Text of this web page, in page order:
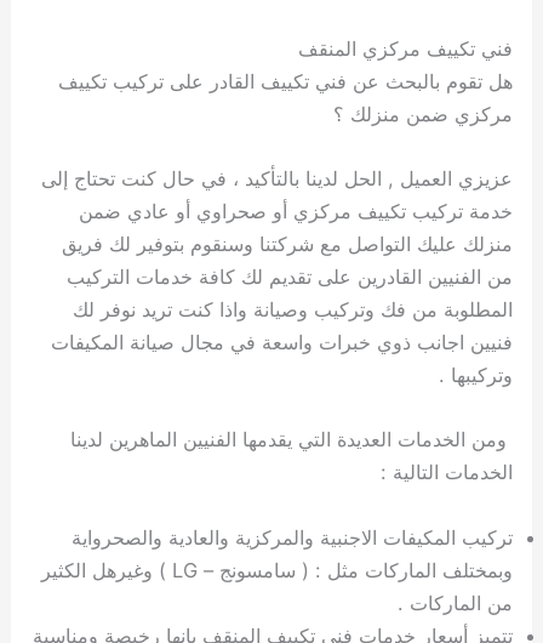
فني تكييف مركزي المنقف
هل تقوم بالبحث عن فني تكييف القادر على تركيب تكييف
مركزي ضمن منزلك ؟
عزيزي العميل , الحل لدينا بالتأكيد ، في حال كنت تحتاج إلى
خدمة تركيب تكييف مركزي أو صحراوي أو عادي ضمن
منزلك عليك التواصل مع شركتنا وسنقوم بتوفير لك فريق
من الفنيين القادرين على تقديم لك كافة خدمات التركيب
المطلوبة من فك وتركيب وصيانة واذا كنت تريد نوفر لك
فنيين اجانب ذوي خبرات واسعة في مجال صيانة المكيفات
وتركيبها .
ومن الخدمات العديدة التي يقدمها الفنيين الماهرين لدينا
الخدمات التالية :
تركيب المكيفات الاجنبية والمركزية والعادية والصحرواية
وبمختلف الماركات مثل : ( سامسونج – LG ) وغيرهل الكثير
من الماركات .
تتميز أسعار خدمات فني تكييف المنقف بإنها رخيصة ومناسبة